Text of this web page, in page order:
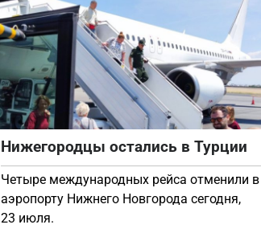
Нижегородцы остались в Турции
Четыре международных рейса отменили в
аэропорту Нижнего Новгорода сегодня,
23 июля.